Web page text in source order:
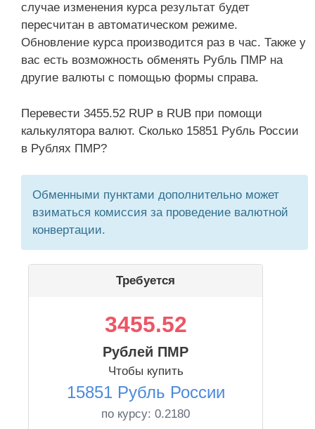
случае изменения курса результат будет
пересчитан в автоматическом режиме.
Обновление курса производится раз в час. Также у
вас есть возможность обменять Рубль ПМР на
другие валюты с помощью формы справа.
Перевести 3455.52 RUP в RUB при помощи
калькулятора валют. Сколько 15851 Рубль России
в Рублях ПМР?
Обменными пунктами дополнительно может
взиматься комиссия за проведение валютной
конвертации.
Требуется
3455.52
Рублей ПМР
Чтобы купить
15851 Рубль России
по курсу: 0.2180